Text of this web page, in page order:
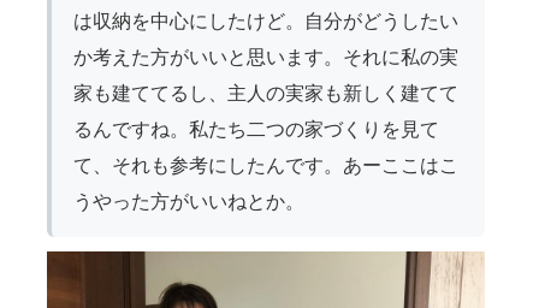
は収納を中心にしたけど。自分がどうしたい
か考えた方がいいと思います。それに私の実
家も建ててるし、主人の実家も新しく建てて
るんですね。私たち二つの家づくりを見て
て、それも参考にしたんです。あーここはこ
うやった方がいいねとか。